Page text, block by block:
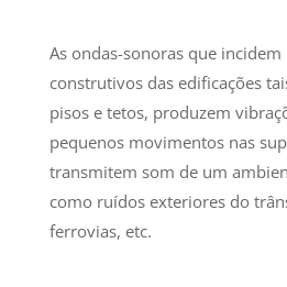
As ondas-sonoras que
construtivos das edificações
pisos e tetos, produzem
pequenos movimentos nas
transmitem som de um
como ruídos exteriores do
ferrovias, etc.